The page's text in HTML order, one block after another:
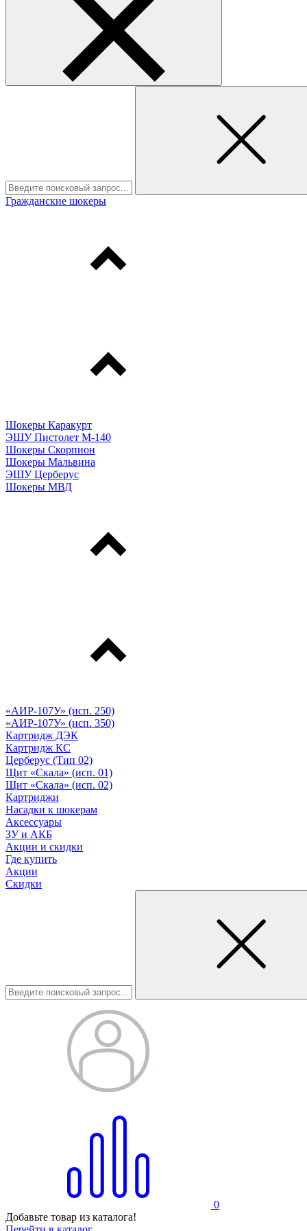
Гражданские шокеры
Шокеры Каракурт
ЭШУ Пистолет М-140
Шокеры Скорпион
Шокеры Мальвина
ЭШУ Церберус
Шокеры МВД
«АИР-107У» (исп. 250)
«АИР-107У» (исп. 350)
Картридж ДЭК
Картридж КС
Церберус (Тип 02)
Щит «Скала» (исп. 01)
Щит «Скала» (исп. 02)
Картриджи
Насадки к шокерам
Аксессуары
ЗУ и АКБ
Акции и скидки
Где купить
Акции
Скидки
0
Добавьте товар из каталога!